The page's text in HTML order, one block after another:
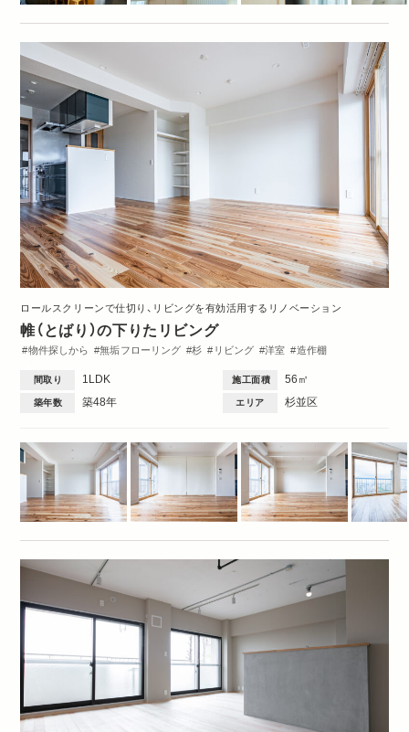
ロールスクリーンで仕切り、リビングを有効活用するリノベーション
帷（とばり）の下りたリビング
物件探しから 無垢フローリング 杉 リビング 洋室
造作棚
間取り 1LDK 施工面積 56㎡
築年数 築48年 エリア 杉並区